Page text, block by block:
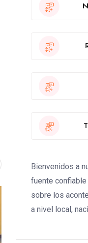
Bienvenidos a
fuente
sobre los
a nivel local,